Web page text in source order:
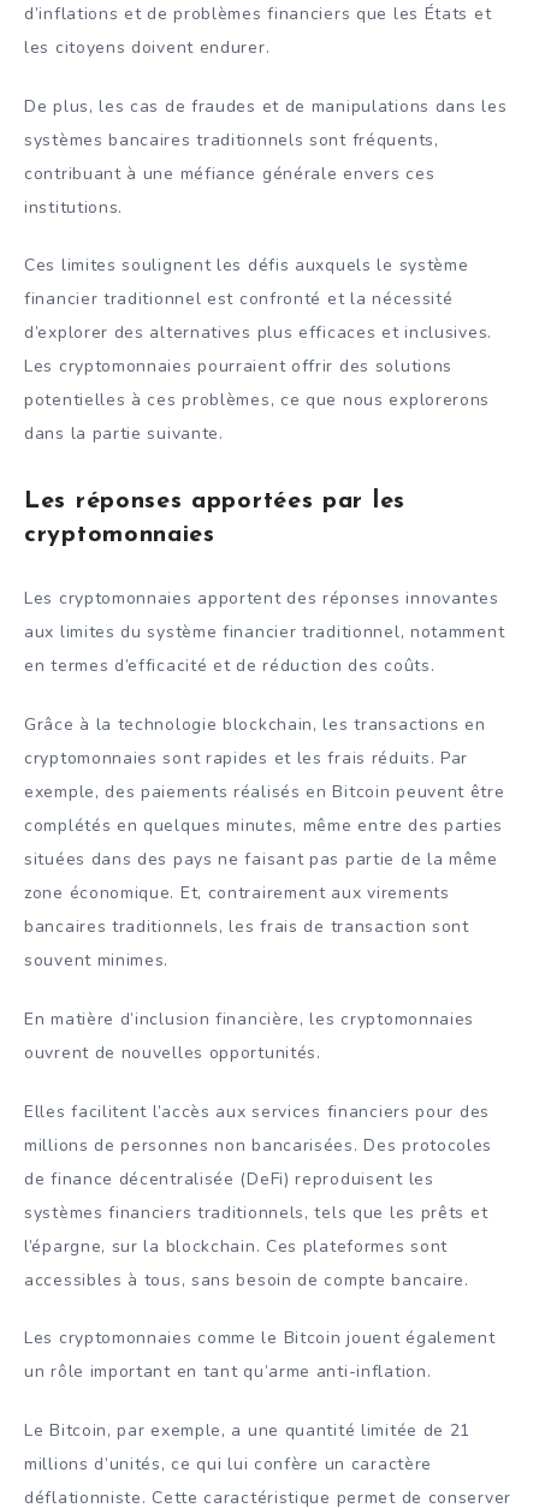
d’inflations et de problèmes financiers que les États et
les citoyens doivent endurer.
De plus, les cas de fraudes et de manipulations dans les
systèmes bancaires traditionnels sont fréquents,
contribuant à une méfiance générale envers ces
institutions.
Ces limites soulignent les défis auxquels le système
financier traditionnel est confronté et la nécessité
d’explorer des alternatives plus efficaces et inclusives.
Les cryptomonnaies pourraient offrir des solutions
potentielles à ces problèmes, ce que nous explorerons
dans la partie suivante.
Les réponses apportées par les
cryptomonnaies
Les cryptomonnaies apportent des réponses innovantes
aux limites du système financier traditionnel, notamment
en termes d’efficacité et de réduction des coûts.
Grâce à la technologie blockchain, les transactions en
cryptomonnaies sont rapides et les frais réduits. Par
exemple, des paiements réalisés en Bitcoin peuvent être
complétés en quelques minutes, même entre des parties
situées dans des pays ne faisant pas partie de la même
zone économique. Et, contrairement aux virements
bancaires traditionnels, les frais de transaction sont
souvent minimes.
En matière d’inclusion financière, les cryptomonnaies
ouvrent de nouvelles opportunités.
Elles facilitent l’accès aux services financiers pour des
millions de personnes non bancarisées. Des protocoles
de finance décentralisée (DeFi) reproduisent les
systèmes financiers traditionnels, tels que les prêts et
l’épargne, sur la blockchain. Ces plateformes sont
accessibles à tous, sans besoin de compte bancaire.
Les cryptomonnaies comme le Bitcoin jouent également
un rôle important en tant qu’arme anti-inflation.
Le Bitcoin, par exemple, a une quantité limitée de 21
millions d’unités, ce qui lui confère un caractère
déflationniste. Cette caractéristique permet de conserver